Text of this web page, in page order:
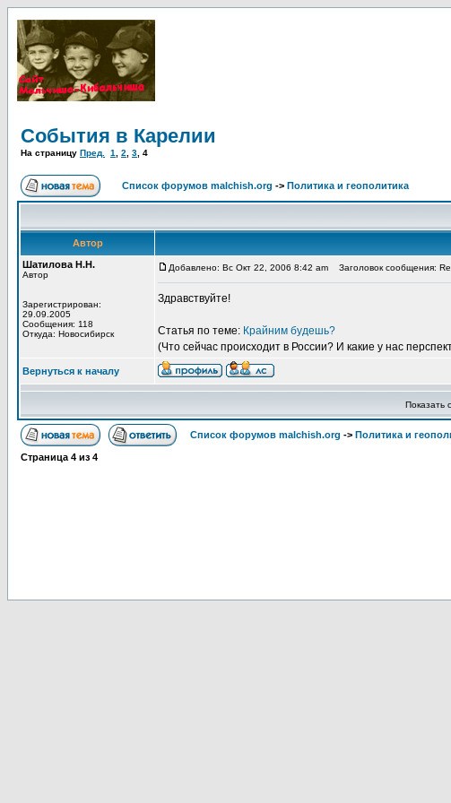
События в Карелии
На страницу Пред. 1 2 3 4
Список форумов malchish.org -> Политика и геополитика
Автор
Шатилова Н.Н.
Автор
Зарегистрирован:
29.09.2005
Сообщения: 118
Откуда: Новосибирск
Добавлено: Вс Окт 22, 2006 8:42 am Заголовок сообщения:
Здравствуйте!
Статья по теме: Крайним будешь?
(Что сейчас происходит в России? И какие у нас
Вернуться к началу
Показать
Список форумов malchish.org -> Политика и
Страница 4 из 4